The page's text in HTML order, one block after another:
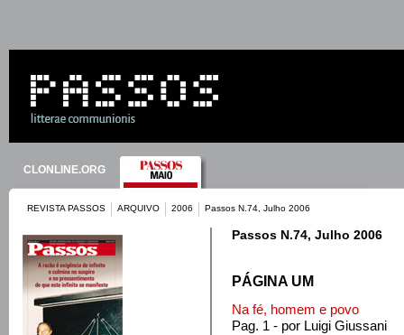
CLONLINE.ORG
REVISTA PASSOS ARQUIVO 2006 Passos N.74, Julho 2006
Passos N.74, Julho 2006
PÁGINA UM
Na fé, homem e povo
Pag. 1 - por Luigi Giussani